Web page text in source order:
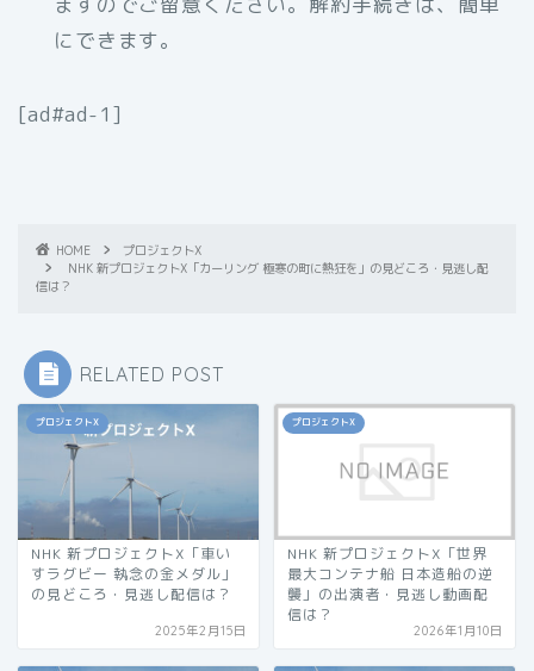
にできます。
[ad#ad-1]
HOME
プロジェクトX
NHK 新プロジェクトX「カーリング 極寒の町に熱狂を」の見どころ・見逃し配
信は？
RELATED POST
プロジェクトX
NHK 新プロジェクトX「車い
すラグビー 執念の金メダル」
の見どころ・見逃し配信は？
2025年2月15日
プロジェクトX
NHK 新プロジェクトX「世界
最大コンテナ船 日本造船の逆
襲」の出演者・見逃し動画配
信は？
2026年1月10日